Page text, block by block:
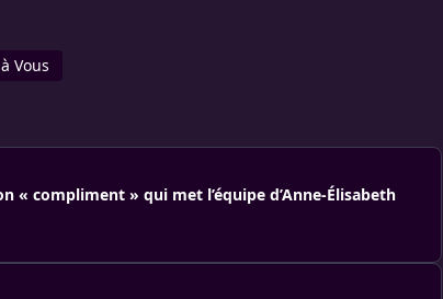
Vous
« compliment » qui met l’équipe d’Anne-Élisabeth